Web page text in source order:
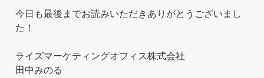
今日も最後までお読みいただきありがとうございまし
た！
ライズマーケティングオフィス株式会社
田中みのる